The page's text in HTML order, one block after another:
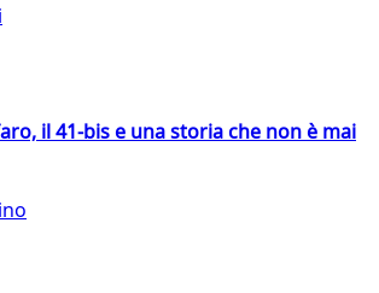
il 41-bis e una storia che non è mai